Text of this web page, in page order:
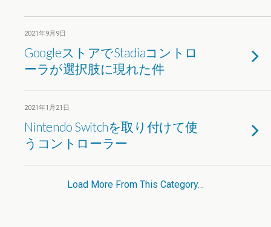
2021年9月9日
GoogleストアでStadiaコントロ
ーラが選択肢に現れた件
2021年1月21日
Nintendo Switchを取り付けて使
うコントローラー
Load More From This Category…